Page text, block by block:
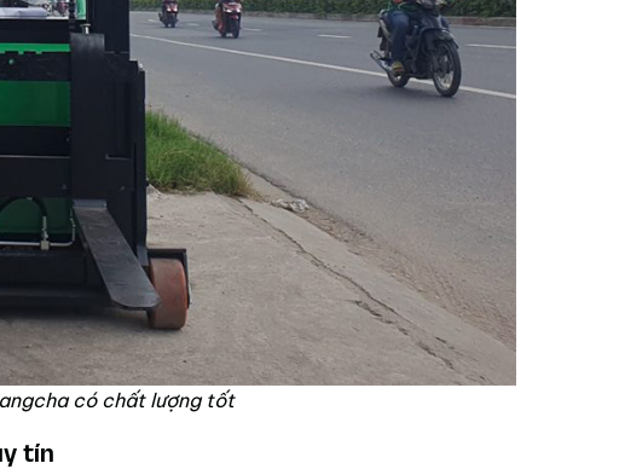
có chất lượng tốt
tín